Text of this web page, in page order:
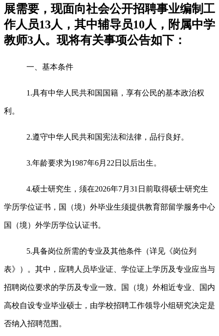
展需要，现面向社会公开招聘事业编制工
作人员13人，其中辅导员10人，附属中学
教师3人。现将有关事项公告如下：
一、基本条件
1.具有中华人民共和国国籍，享有公民的基本政治权
利。
2.遵守中华人民共和国宪法和法律，品行良好。
3.年龄要求为1987年6月22日以后出生。
4.硕士研究生，须在2026年7月31日前取得硕士研究生
学历学位证书，国（境）外毕业生须提供教育部留学服务中心
国（境）外学历学位认证书。
5.具备岗位所需的专业及其他条件（详见《岗位列
表》）。其中，应聘人员毕业证、学位证上学历及专业应当与
招聘岗位要求的学历及专业一致。国（境）外相近专业、国内
高校自设专业毕业硕士，由学校招聘工作领导小组研究决定是
否纳入招聘范围。